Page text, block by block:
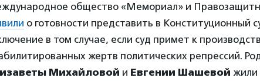
общество «Мемориал» и
о готовности представить в Конституционный
в том случае, если суд примет к
жертв политических репрессий.
Михайловой и Евгении Шашевой жили